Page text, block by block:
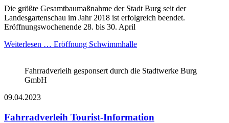
Die größte Gesamtbaumaßnahme der Stadt Burg seit der
Landesgartenschau im Jahr 2018 ist erfolgreich beendet.
Eröffnungswochenende 28. bis 30. April
Weiterlesen … Eröffnung Schwimmhalle
Fahrradverleih gesponsert durch die Stadtwerke Burg
GmbH
09.04.2023
Fahrradverleih Tourist-Information